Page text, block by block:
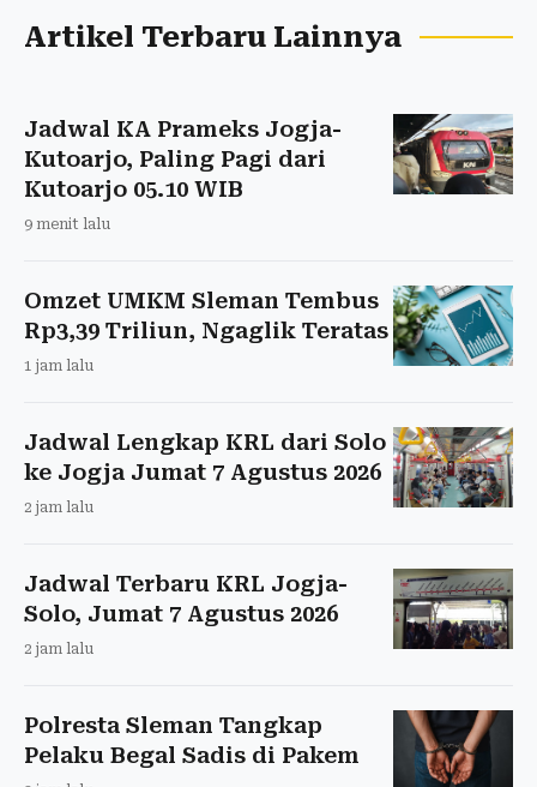
Artikel Terbaru Lainnya
Jadwal KA Prameks Jogja-
Kutoarjo, Paling Pagi dari
Kutoarjo 05.10 WIB
9 menit lalu
Omzet UMKM Sleman Tembus
Rp3,39 Triliun, Ngaglik Teratas
1 jam lalu
Jadwal Lengkap KRL dari Solo
ke Jogja Jumat 7 Agustus 2026
2 jam lalu
Jadwal Terbaru KRL Jogja-
Solo, Jumat 7 Agustus 2026
2 jam lalu
Polresta Sleman Tangkap
Pelaku Begal Sadis di Pakem